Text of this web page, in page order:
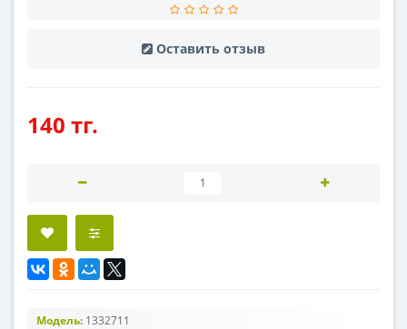
Оставить отзыв
140 тг.
Модель: 1332711